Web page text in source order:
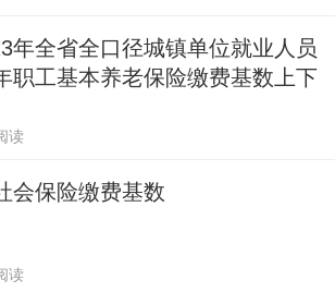
年全省全口径城镇单位就业人员
职工基本养老保险缴费基数上下
读
会保险缴费基数
读